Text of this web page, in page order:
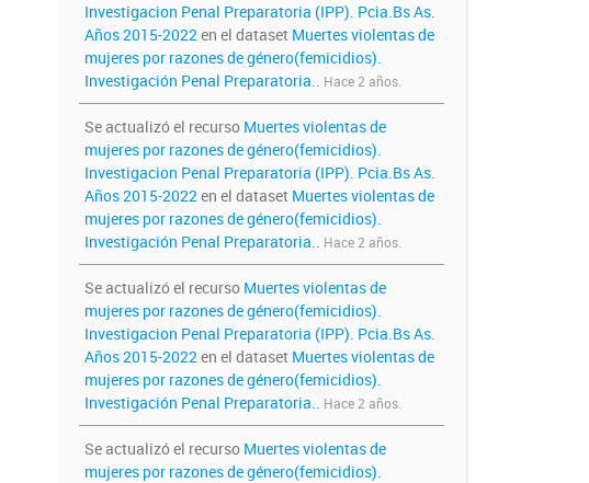
Investigacion Penal Preparatoria (IPP). Pcia.Bs As.
Años 2015-2022en el dataset Muertes violentas de
mujeres por razones de género(femicidios).
Investigación Penal Preparatoria.. Hace 2 años.
Se actualizó el recurso Muertes violentas de
mujeres por razones de género(femicidios).
Investigacion Penal Preparatoria (IPP). Pcia.Bs As.
Años 2015-2022en el dataset Muertes violentas de
mujeres por razones de género(femicidios).
Investigación Penal Preparatoria.. Hace 2 años.
Se actualizó el recurso Muertes violentas de
mujeres por razones de género(femicidios).
Investigacion Penal Preparatoria (IPP). Pcia.Bs As.
Años 2015-2022en el dataset Muertes violentas de
mujeres por razones de género(femicidios).
Investigación Penal Preparatoria.. Hace 2 años.
Se actualizó el recurso Muertes violentas de
mujeres por razones de género(femicidios).